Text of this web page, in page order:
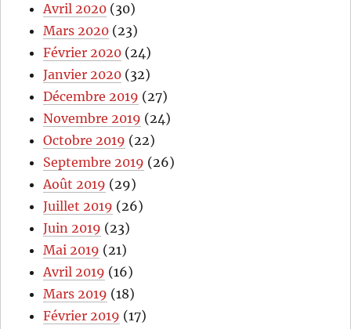
Avril 2020 (30)
Mars 2020 (23)
Février 2020 (24)
Janvier 2020 (32)
Décembre 2019 (27)
Novembre 2019 (24)
Octobre 2019 (22)
Septembre 2019 (26)
Août 2019 (29)
Juillet 2019 (26)
Juin 2019 (23)
Mai 2019 (21)
Avril 2019 (16)
Mars 2019 (18)
Février 2019 (17)